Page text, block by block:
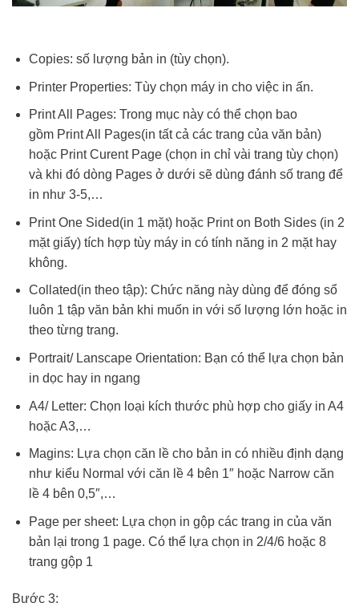
Copies: số lượng bản in (tùy chọn).
Printer Properties: Tùy chọn máy in cho việc in ấn.
Print All Pages: Trong mục này có thể chọn bao
gồm Print All Pages(in tất cả các trang của văn bản)
hoặc Print Curent Page (chọn in chỉ vài trang tùy chọn)
và khi đó dòng Pages ở dưới sẽ dùng đánh số trang để
in như 3-5,…
Print One Sided(in 1 mặt) hoặc Print on Both Sides (in 2
mặt giấy) tích hợp tùy máy in có tính năng in 2 mặt hay
không.
Collated(in theo tập): Chức năng này dùng để đóng sổ
luôn 1 tập văn bản khi muốn in với số lượng lớn hoặc in
theo từng trang.
Portrait/ Lanscape Orientation: Bạn có thể lựa chọn bản
in dọc hay in ngang
A4/ Letter: Chọn loại kích thước phù hợp cho giấy in A4
hoặc A3,…
Magins: Lựa chọn căn lề cho bản in có nhiều định dạng
như kiểu Normal với căn lề 4 bên 1″ hoặc Narrow căn
lề 4 bên 0,5″,…
Page per sheet: Lựa chọn in gộp các trang in của văn
bản lại trong 1 page. Có thể lựa chọn in 2/4/6 hoặc 8
trang gộp 1
Bước 3: